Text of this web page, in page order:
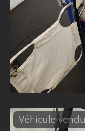
Véhicule vendu